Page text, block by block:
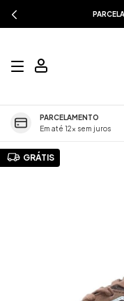
PARCELAMENTO
Em até 12x sem juros
GRÁTIS